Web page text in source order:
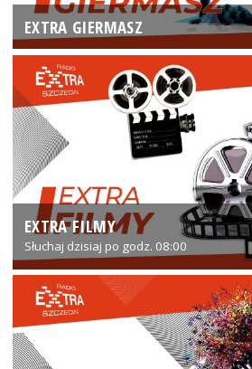
EXTRA GIERMASZ
EXTRA FILMY
Słuchaj dzisiaj po godz. 08:00